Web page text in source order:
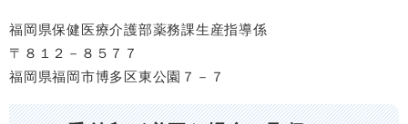
福岡県保健医療介護部薬務課生産指導係
〒８１２－８５７７
福岡県福岡市博多区東公園７－７